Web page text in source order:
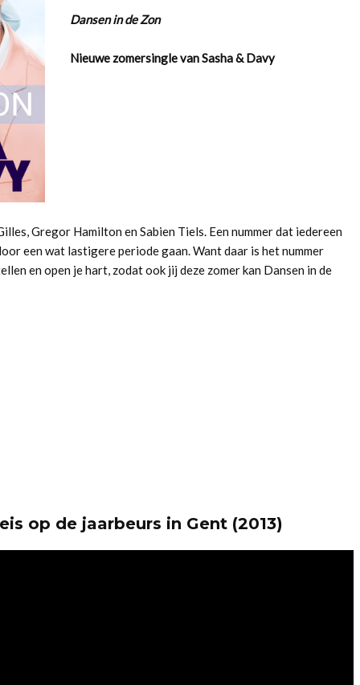
Dansen in de Zon
Nieuwe zomersingle van Sasha & Davy
Gregor Hamilton en Sabien Tiels. Een nummer dat iedereen
een wat lastigere periode gaan. Want daar is het nummer
en open je hart, zodat ook jij deze zomer kan Dansen in de
op de jaarbeurs in Gent (2013)